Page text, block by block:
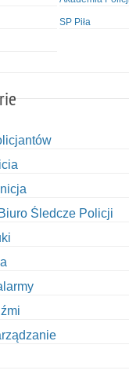
SP Piła
Śledcze Policji